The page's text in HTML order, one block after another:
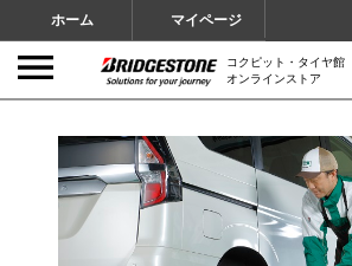
ホーム マイページ
コクピット・タイヤ館
オンラインストア